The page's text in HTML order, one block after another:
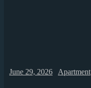
June 29, 2026 Apartment